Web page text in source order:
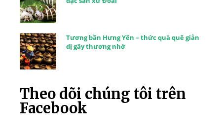
Tương bần Hưng Yên – thức quà quê giản
dị gây thương nhớ
Theo dõi chúng tôi trên
Facebook